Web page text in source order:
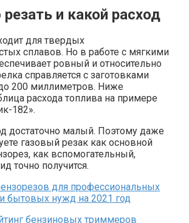
и какой расход
для твердых
сплавов. Но в работе с мягкими
ровный и относительно
справляется с заготовками
200 миллиметров. Ниже
расхода топлива на примере
182».
достаточно малый. Поэтому даже
газовый резак как основной
как вспомогательный,
точно получится.